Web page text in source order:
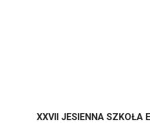
XXVII JESIENNA SZKOŁA